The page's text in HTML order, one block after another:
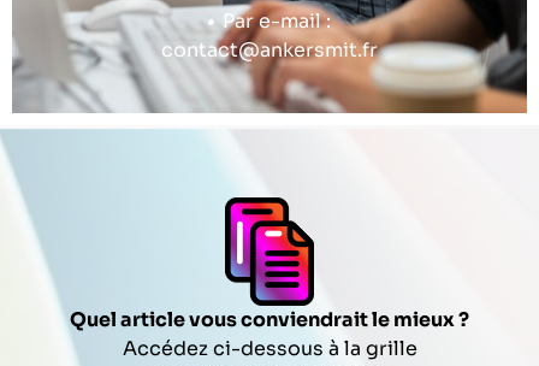
Par e-mail :
contact@ankersmit.fr
Quel article vous conviendrait le mieux ?
Accédez ci-dessous à la grille